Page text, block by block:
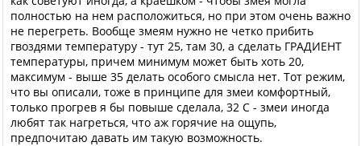
полностью на нем расположиться, но при этом очень важно
не перегреть. Вообще змеям нужно не четко прибить
гвоздями температуру - тут 25, там 30, а сделать ГРАДИЕНТ
температуры, причем минимум может быть хоть 20,
максимум - выше 35 делать особого смысла нет. Тот режим,
что вы описали, тоже в принципе для змеи комфортный,
только прогрев я бы повыше сделала, 32 С - змеи иногда
любят так нагреться, что аж горячие на ощупь,
предпочитаю давать им такую возможность.